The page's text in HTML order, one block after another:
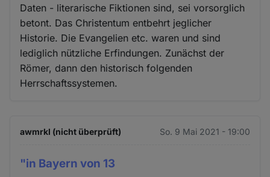
Daten - literarische Fiktionen sind, sei vorsorglich
betont. Das Christentum entbehrt jeglicher
Historie. Die Evangelien etc. waren und sind
lediglich nützliche Erfindungen. Zunächst der
Römer, dann den historisch folgenden
Herrschaftssystemen.
awmrkl (nicht überprüft) So. 9 Mai 2021 - 19:00
"in Bayern von 13